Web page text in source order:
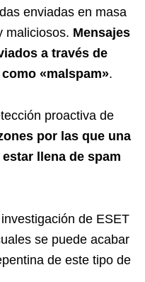
enviadas en masa
maliciosos. Mensajes
a través de
«malspam».
proactiva de
por las que una
llena de spam
de ESET
se puede acabar
de este tipo de